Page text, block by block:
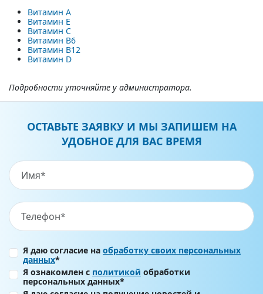
Витамин А
Витамин Е
Витамин С
Витамин В6
Витамин В12
Витамин D
Подробности уточняйте у администратора.
ОСТАВЬТЕ ЗАЯВКУ И МЫ ЗАПИШЕМ НА
УДОБНОЕ ДЛЯ ВАС ВРЕМЯ
Я даю согласие на обработку своих персональных
данных*
Я ознакомлен с политикой обработки
персональных данных*